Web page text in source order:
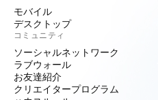
モバイル
デスクトップ
コミュニティ
ソーシャルネットワーク
ラブウォール
お友達紹介
クリエイタープログラム